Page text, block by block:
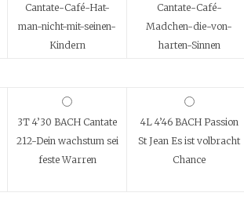
Cantate-Café-Hat-
man-nicht-mit-seinen-
Kindern
Cantate-Café-
Madchen-die-von-
harten-Sinnen
3T 4’30 BACH Cantate
212-Dein wachstum sei
feste Warren
4L 4’46 BACH Passion
St Jean Es ist volbracht
Chance